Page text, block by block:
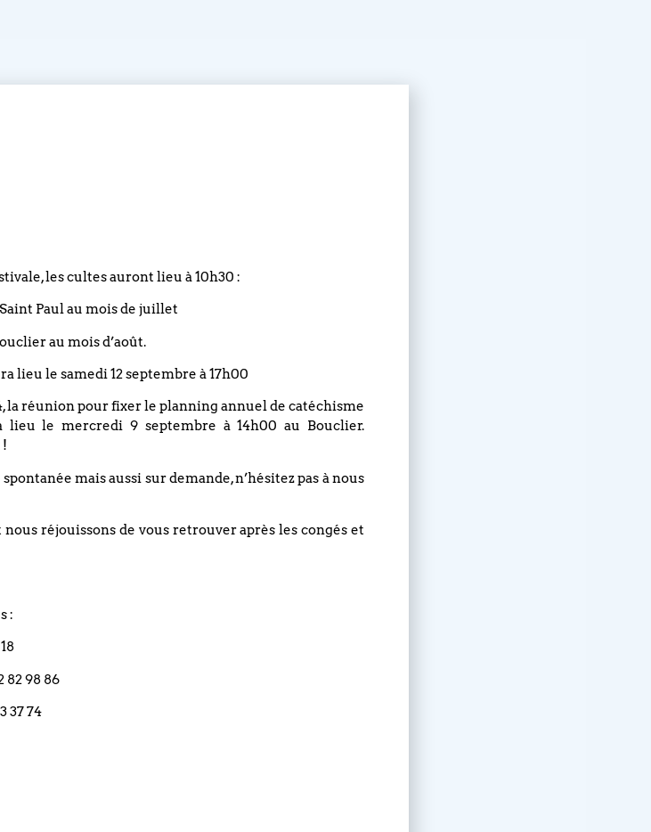
617
641
les cultes auront lieu à 10h30 :
Paul au mois de juillet
au mois d’août.
lieu le samedi 12 septembre à 17h00
la réunion pour fixer le planning annuel de catéchisme
le mercredi 9 septembre à 14h00 au Bouclier.
mais aussi sur demande, n’hésitez pas à nous
réjouissons de vous retrouver après les congés et
:
82 98 86
37 74